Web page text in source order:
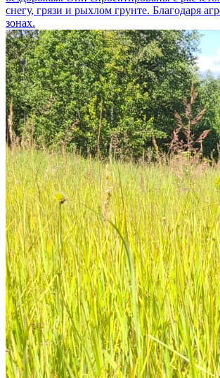
снегу, грязи и рыхлом грунте. Благодаря
зонах.